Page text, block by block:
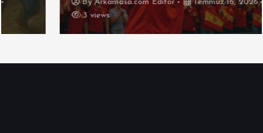
Arkamasa.com Editor
Temmuz 16, 2026
3 views